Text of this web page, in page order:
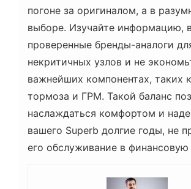
погоне за оригиналом, а в
выборе. Изучайте информацию,
проверенные бренды-аналоги
некритичных узлов и не
важнейших компонентах, таких
тормоза и ГРМ. Такой баланс
наслаждаться комфортом и
вашего Superb долгие годы, не
его обслуживание в финансовую